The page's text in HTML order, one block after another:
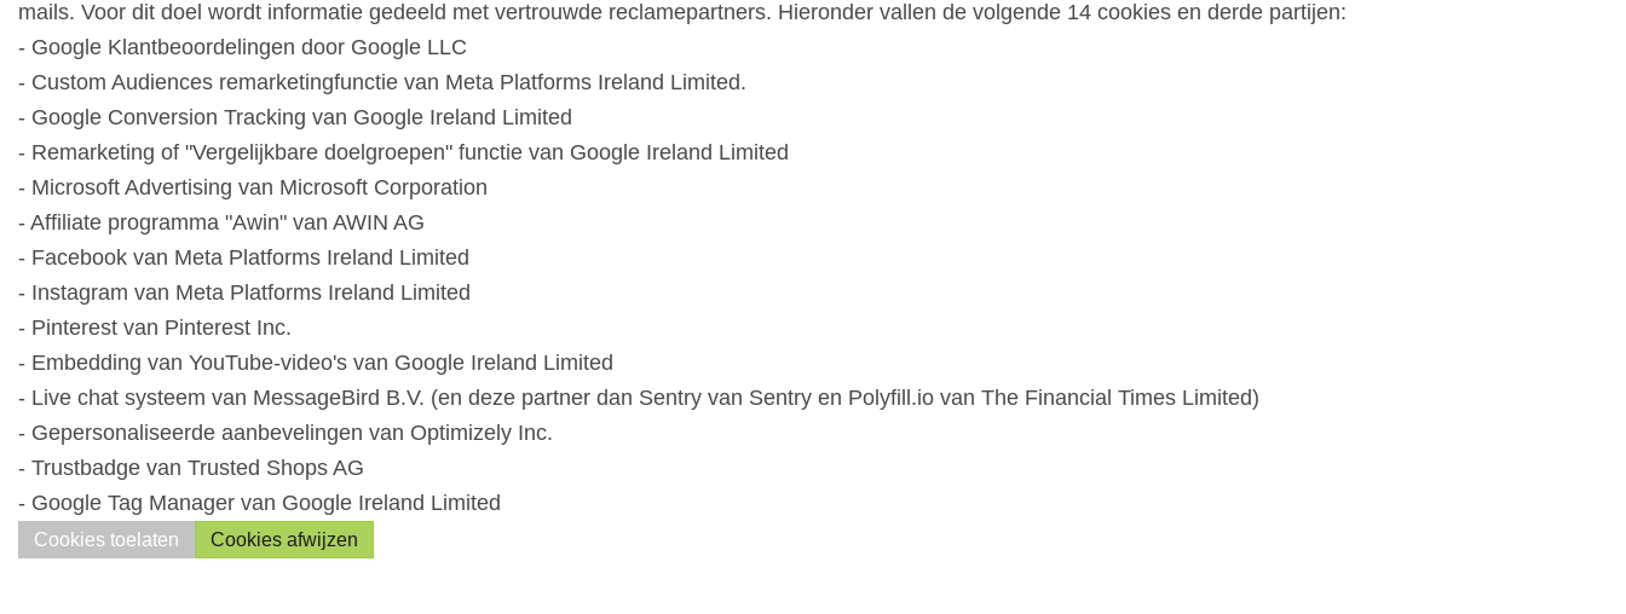
mails. Voor dit doel wordt informatie gedeeld met vertrouwde reclamepartners. Hieronder vallen de volgende 14 cookies en derde partijen:
- Google Klantbeoordelingen door Google LLC
- Custom Audiences remarketingfunctie van Meta Platforms Ireland Limited.
- Google Conversion Tracking van Google Ireland Limited
- Remarketing of "Vergelijkbare doelgroepen" functie van Google Ireland Limited
- Microsoft Advertising van Microsoft Corporation
- Affiliate programma "Awin" van AWIN AG
- Facebook van Meta Platforms Ireland Limited
- Instagram van Meta Platforms Ireland Limited
- Pinterest van Pinterest Inc.
- Embedding van YouTube-video's van Google Ireland Limited
- Live chat systeem van MessageBird B.V. (en deze partner dan Sentry van Sentry en Polyfill.io van The Financial Times Limited)
- Gepersonaliseerde aanbevelingen van Optimizely Inc.
- Trustbadge van Trusted Shops AG
- Google Tag Manager van Google Ireland Limited
Cookies toelaten Cookies afwijzen